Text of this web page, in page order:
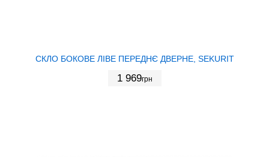
СКЛО БОКОВЕ ЛІВЕ ПЕРЕДНЄ ДВЕРНЕ, SEKURIT
1 969грн